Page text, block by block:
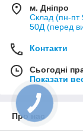
м. Дніпро
Склад (пн-пт
50Д (перед
Контакти
Сьогодні
Показати
Про нас
КНОПКА
ЗВ'ЯЗКУ